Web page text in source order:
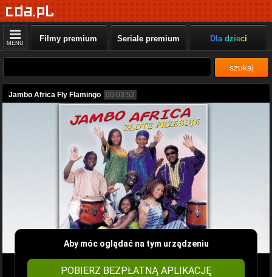
MENU Filmy premium Seriale premium Dla dzieci
szukaj
Jambo Africa Fly Flamingo 00:03:52
Aby móc oglądać na tym urządzeniu
POBIERZ BEZPŁATNĄ APLIKACJĘ